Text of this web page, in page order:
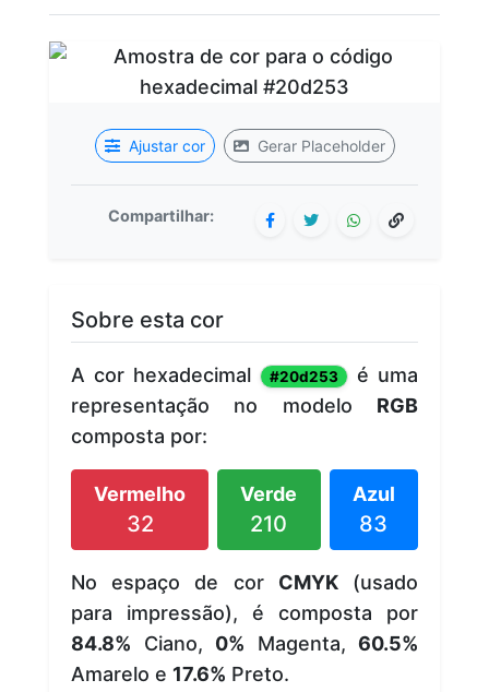
Ajustar cor Gerar Placeholder
Compartilhar:
Sobre esta cor
A cor hexadecimal #20d253
é uma
representação no modelo RGB
composta por:
Vermelho
32
Verde
210
Azul
83
No espaço de cor CMYK(usado
para impressão), é composta por
84.8% Ciano, 0% Magenta, 60.5%
Amarelo e 17.6% Preto.